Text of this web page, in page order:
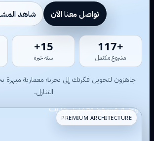
تواصل معنا الآن شاهد
+28
مشروع مكتمل
15+
سنة خبرة
جاهزون لتحويل فكرتك إلى تجربة معمارية مبهرة
التنازل.
PREMIUM ARCHITECTURE